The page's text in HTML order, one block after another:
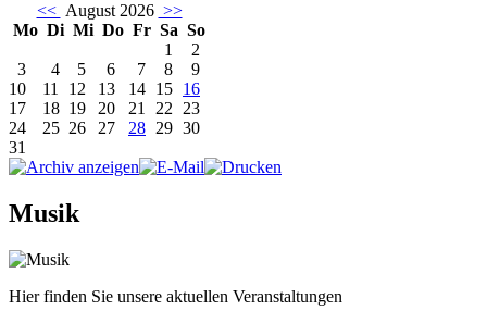
<< August 2026 >>
Mo Di Mi Do Fr Sa So
1
2
3
4 5 6 7 8
9
10
11 12 13 14 15 16
17
18 19 20 21 22 23
24
25 26 27 28 29 30
31
Musik
Hier finden Sie unsere aktuellen Veranstaltungen